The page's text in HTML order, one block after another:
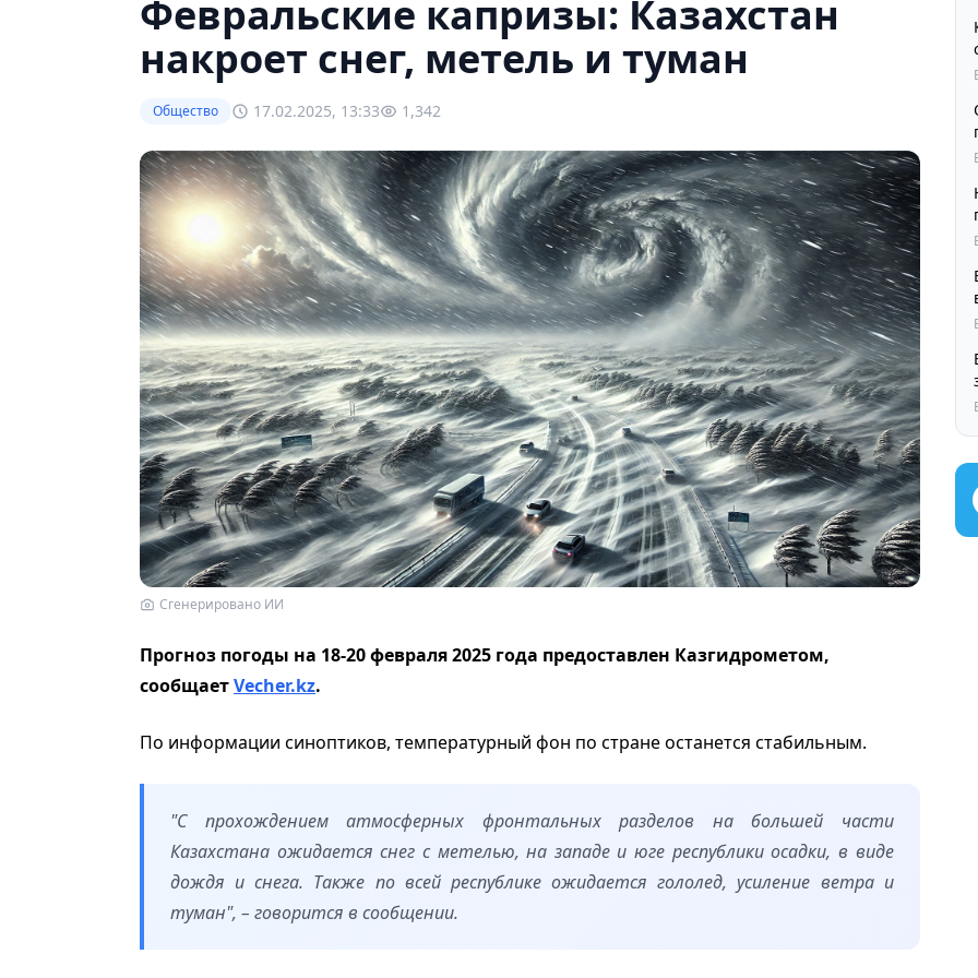
Февральские капризы: Казахстан
накроет снег, метель и туман
Общество 17.02.2025, 13:33 1,342
Сгенерировано ИИ
Прогноз погоды на 18-20 февраля 2025 года предоставлен Казгидрометом,
сообщаетVecher.kz.
По информации синоптиков, температурный фон по стране останется стабильным.
"С прохождением атмосферных фронтальных разделов на большей части
Казахстана ожидается снег с метелью, на западе и юге республики осадки, в виде
дождя и снега. Также по всей республике ожидается гололед, усиление ветра и
туман", – говорится в сообщении.